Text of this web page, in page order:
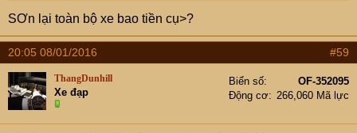
SƠn lại toàn bộ xe bao tiền cụ>?
20:05 08/01/2016 #59
ThangDunhill
Xe đạp
Biển số
OF-352095
Động cơ
266,060 Mã lực